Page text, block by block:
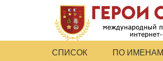
СПИСОК ПО ИМЕНАМ